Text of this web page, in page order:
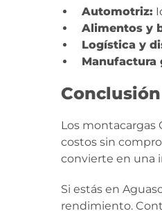
Automotriz:
Alimentos y
Logística y
Manufactura
Conclusión
Los montacargas
costos sin
convierte en una
Si estás en
rendimiento.